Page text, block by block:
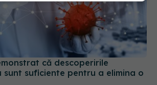
că descoperirile
sunt suficiente pentru a elimina o